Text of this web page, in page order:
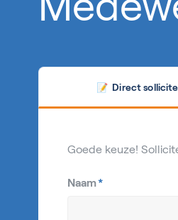
📝 Direct
Goede keuze!
Naam*